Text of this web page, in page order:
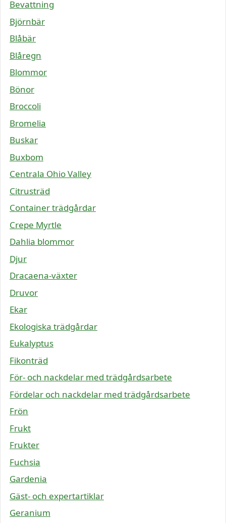
Bevattning
Björnbär
Blåbär
Blåregn
Blommor
Bönor
Broccoli
Bromelia
Buskar
Buxbom
Centrala Ohio Valley
Citrusträd
Container trädgårdar
Crepe Myrtle
Dahlia blommor
Djur
Dracaena-växter
Druvor
Ekar
Ekologiska trädgårdar
Eukalyptus
Fikonträd
För- och nackdelar med trädgårdsarbete
Fördelar och nackdelar med trädgårdsarbete
Frön
Frukt
Frukter
Fuchsia
Gardenia
Gäst- och expertartiklar
Geranium